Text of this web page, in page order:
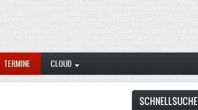
TERMINE CLOUD
SCHNELLSUCHE